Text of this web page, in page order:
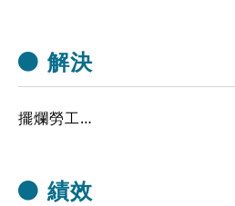
解決
擺爛勞工…
績效